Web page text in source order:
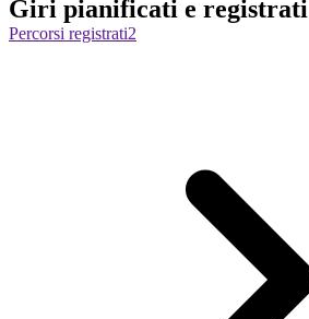
Giri pianificati e registrati
Percorsi registrati2